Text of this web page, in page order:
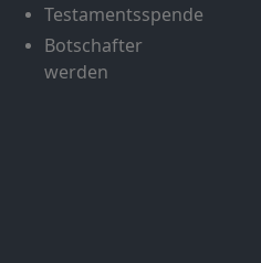
Testamentsspende
Botschafter
werden